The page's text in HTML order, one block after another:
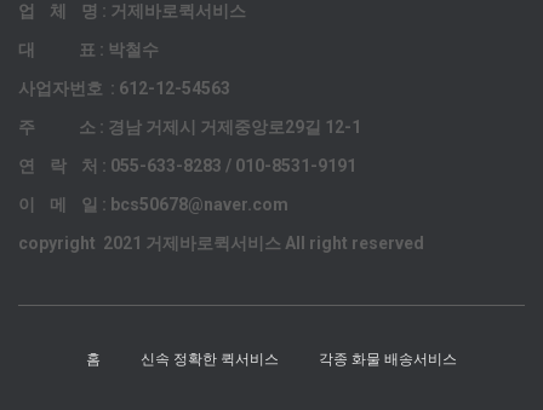
업 체 명 : 거제바로퀵서비스
대 표 : 박철수
사업자번호 : 612-12-54563
주 소 : 경남 거제시 거제중앙로29길 12-1
연 락 처 : 055-633-8283 / 010-8531-9191
이 메 일 : bcs50678@naver.com
copyright 2021 거제바로퀵서비스 All right reserved
홈 신속 정확한 퀵서비스 각종 화물 배송서비스